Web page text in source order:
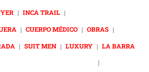
| INCA TRAIL |
| CUERPO MÉDICO | OBRAS |
| SUIT MEN | LUXURY | LA BARRA
|